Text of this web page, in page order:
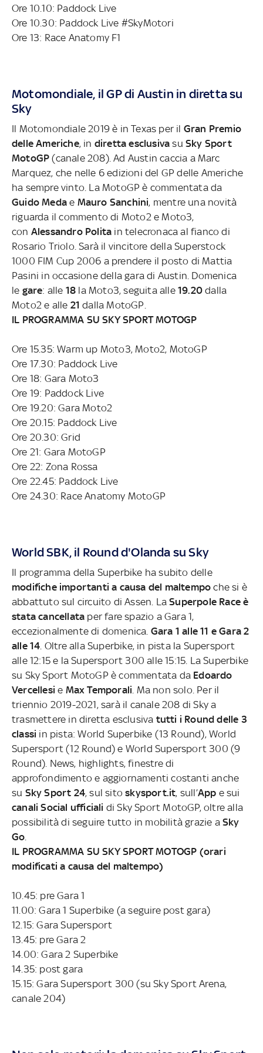
Ore 10.10: Paddock Live
Ore 10.30: Paddock Live #SkyMotori
Ore 13: Race Anatomy F1
Motomondiale, il GP di Austin in diretta su
Sky
Il Motomondiale 2019 è in Texas per il Gran Premio
delle Americhe, in diretta esclusiva suSky Sport
MotoGP (canale 208). Ad Austin caccia a Marc
Marquez, che nelle 6 edizioni del GP delle Americhe
ha sempre vinto. La MotoGP è commentata da
Guido Meda e Mauro Sanchini, mentre una novità
riguarda il commento di Moto2 e Moto3,
con Alessandro Polita in telecronaca al fianco di
Rosario Triolo. Sarà il vincitore della Superstock
1000 FIM Cup 2006 a prendere il posto di Mattia
Pasini in occasione della gara di Austin. Domenica
le gare: alle 18 la Moto3, seguita alle19.20 dalla
Moto2 e alle 21 dalla MotoGP.
IL PROGRAMMA SU SKY SPORT MOTOGP
Ore 15.35: Warm up Moto3, Moto2, MotoGP
Ore 17.30: Paddock Live
Ore 18: Gara Moto3
Ore 19: Paddock Live
Ore 19.20: Gara Moto2
Ore 20.15: Paddock Live
Ore 20.30: Grid
Ore 21: Gara MotoGP
Ore 22: Zona Rossa
Ore 22.45: Paddock Live
Ore 24.30: Race Anatomy MotoGP
World SBK, il Round d'Olanda su Sky
Il programma della Superbike ha subito delle
modifiche importanti a causa del maltempo che si è
abbattuto sul circuito di Assen. LaSuperpole Race è
stata cancellata per fare spazio a Gara 1,
eccezionalmente di domenica. Gara 1 alle 11 e Gara 2
alle 14 . Oltre alla Superbike, in pista la Supersport
alle 12:15 e la Supersport 300 alle 15:15. La Superbike
su Sky Sport MotoGP è commentata da Edoardo
Vercellesi e Max Temporali . Ma non solo. Per il
triennio 2019-2021, sarà il canale 208 di Sky a
trasmettere in diretta esclusiva tutti i Round delle 3
classi in pista: World Superbike (13 Round), World
Supersport (12 Round) e World Supersport 300 (9
Round). News, highlights, finestre di
approfondimento e aggiornamenti costanti anche
su Sky Sport 24, sul sitoskysport.it, sull’App e sui
canali Social ufficiali di Sky Sport MotoGP, oltre alla
possibilità di seguire tutto in mobilità grazie a Sky
Go
IL PROGRAMMA SU SKY SPORT MOTOGP (orari
modificati a causa del maltempo)
10.45: pre Gara 1
11.00: Gara 1 Superbike (a seguire post gara)
12.15: Gara Supersport
13.45: pre Gara 2
14.00: Gara 2 Superbike
14.35: post gara
15.15: Gara Supersport 300 (su Sky Sport Arena,
canale 204)